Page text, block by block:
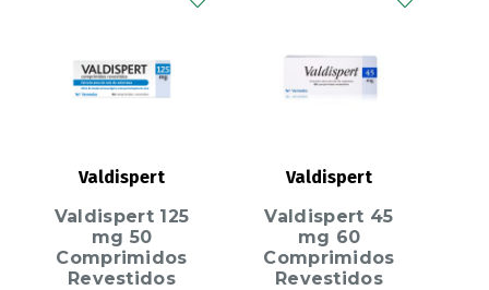
Valdispert
Valdispert 125
mg 50
Comprimidos
Revestidos
Valdispert
Valdispert 45
mg 60
Comprimidos
Revestidos